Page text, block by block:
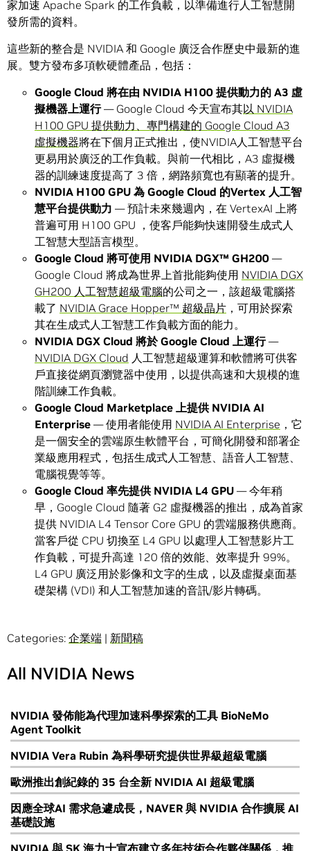
家加速 Apache Spark 的工作負載，以準備進行人工智慧開
發所需的資料。
這些新的整合是 NVIDIA 和 Google 廣泛合作歷史中最新的進
展。雙方發布多項軟硬體產品，包括：
Google Cloud 將在由 NVIDIA H100 提供動力的 A3 虛
擬機器上運行— Google Cloud 今天宣布其以 NVIDIA
H100 GPU 提供動力、專門構建的 Google Cloud A3
虛擬機器將在下個月正式推出，使NVIDIA人工智慧平台
更易用於廣泛的工作負載。與前一代相比，A3 虛擬機
器的訓練速度提高了 3 倍，網路頻寬也有顯著的提升。
NVIDIA H100 GPU 為 Google Cloud 的Vertex 人工智
慧平台提供動力 — 預計未來幾週內，在 VertexAI 上將
普遍可用 H100 GPU ，使客戶能夠快速開發生成式人
工智慧大型語言模型。
Google Cloud 將可使用 NVIDIA DGX™ GH200 —
Google Cloud 將成為世界上首批能夠使用 NVIDIA DGX
GH200 人工智慧超級電腦的公司之一，該超級電腦搭
載了 NVIDIA Grace Hopper™ 超級晶片 ，可用於探索
其在生成式人工智慧工作負載方面的能力。
NVIDIA DGX Cloud 將於Google Cloud 上運行—
NVIDIA DGX Cloud 人工智慧超級運算和軟體將可供客
戶直接從網頁瀏覽器中使用，以提供高速和大規模的進
階訓練工作負載。
Google Cloud Marketplace 上提供 NVIDIA AI
Enterprise — 使用者能使用 NVIDIA AI Enterprise ，它
是一個安全的雲端原生軟體平台，可簡化開發和部署企
業級應用程式，包括生成式人工智慧、語音人工智慧、
電腦視覺等等。
Google Cloud 率先提供 NVIDIA L4 GPU — 今年稍
早，Google Cloud 隨著 G2 虛擬機器的推出，成為首家
提供 NVIDIA L4 Tensor Core GPU 的雲端服務供應商。
當客戶從 CPU 切換至 L4 GPU 以處理人工智慧影片工
作負載，可提升高達 120 倍的效能、效率提升 99%。
L4 GPU 廣泛用於影像和文字的生成，以及虛擬桌面基
礎架構 (VDI) 和人工智慧加速的音訊/影片轉碼。
Categories: 企業端 | 新聞稿
All NVIDIA News
NVIDIA 發佈能為代理加速科學探索的工具 BioNeMo
Agent Toolkit
NVIDIA Vera Rubin 為科學研究提供世界級超級電腦
歐洲推出創紀錄的 35 台全新 NVIDIA AI 超級電腦
因應全球AI 需求急遽成長，NAVER 與 NVIDIA 合作擴展 AI
基礎設施